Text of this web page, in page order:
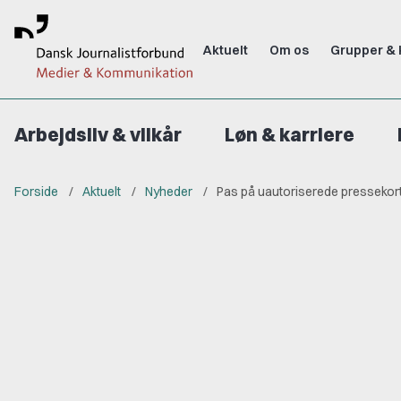
Aktuelt Om os Grupper &
Arbejdsliv & vilkår Løn & karriere
Forside Aktuelt Nyheder Pas på uautoriserede